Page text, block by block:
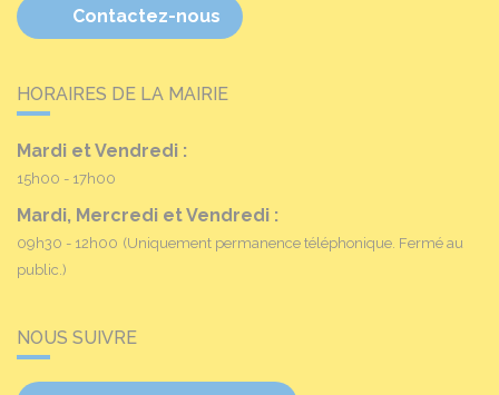
Contactez-nous
HORAIRES DE LA MAIRIE
Mardi et Vendredi :
15h00 - 17h00
Mardi, Mercredi et Vendredi :
09h30 - 12h00 (Uniquement permanence téléphonique. Fermé au
public.)
NOUS SUIVRE